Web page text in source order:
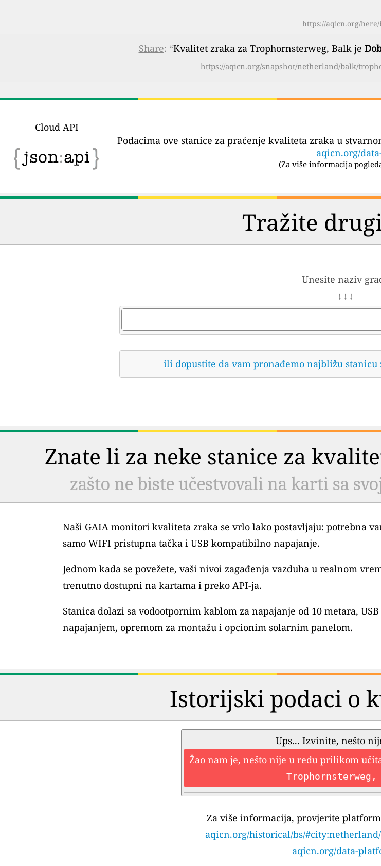
https://aqicn.org/here/
Share: “Kvalitet zraka za Trophornsterweg, Balk je
https://aqicn.org/snapshot/netherland/balk/
Cloud API
Podacima ove stanice za praćenje kvaliteta zraka u
aqicn.org/
(Za više informacija
Tražite
Unesite naziv
↓ ↓ ↓
ili dopustite da vam pronađemo najbližu
Znate li za neke stanice za
zašto ne biste učestvovali na karti sa
Naši GAIA monitori kvaliteta zraka se vrlo lako postavljaju: potrebna
samo WIFI pristupna tačka i USB kompatibilno napajanje.
Jednom kada se povežete, vaši nivoi zagađenja vazduha u realnom
trenutno dostupni na kartama i preko API-ja.
Stanica dolazi sa vodootpornim kablom za napajanje od 10 metara, USB
napajanjem, opremom za montažu i opcionim solarnim panelom.
Istorijski podaci o
Ups... Izvinite, nešto
Žao nam je, nešto nije u redu prilikom
Za više informacija, provjerite
aqicn.org/historical/bs/
aqicn.org/data-